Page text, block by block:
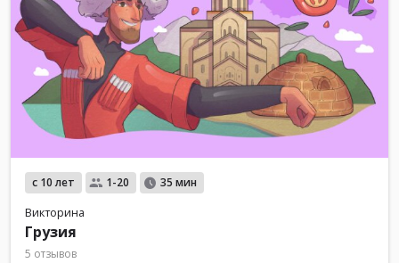
с 10 лет 1-20 35 мин
Викторина
Грузия
5 отзывов